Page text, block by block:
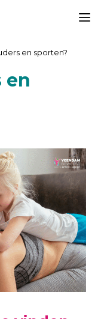
en sporten?
en